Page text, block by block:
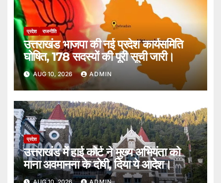
प्रदेश राजनीति
उत्तराखंड भाजपा की नई प्रदेश कार्यसमिति
घोषित, 178 सदस्यों की पूरी सूची जारी।
AUG 10, 2026 ADMIN
प्रदेश
उत्तराखंड में हाई कोर्ट ने मुख्य अभियंता को
माना अवमानना के दोषी, दिया ये आदेश।